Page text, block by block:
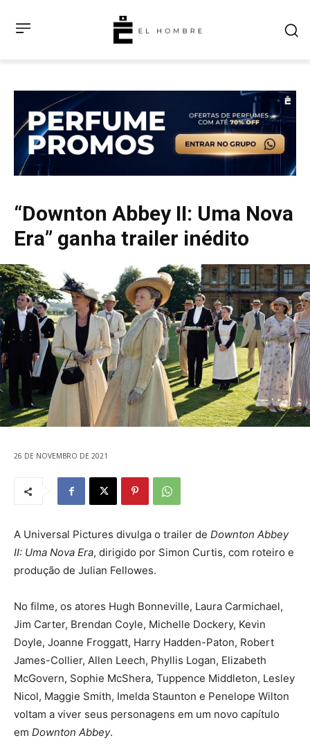
“Downton Abbey II: Uma Nova
Era” ganha trailer inédito
26 DE NOVEMBRO DE 2021
A Universal Pictures divulga o trailer de Downton Abbey
II: Uma Nova Era, dirigido por Simon Curtis, com roteiro e
produção de Julian Fellowes.
No filme, os atores Hugh Bonneville, Laura Carmichael,
Jim Carter, Brendan Coyle, Michelle Dockery, Kevin
Doyle, Joanne Froggatt, Harry Hadden-Paton, Robert
James-Collier, Allen Leech, Phyllis Logan, Elizabeth
McGovern, Sophie McShera, Tuppence Middleton, Lesley
Nicol, Maggie Smith, Imelda Staunton e Penelope Wilton
voltam a viver seus personagens em um novo capítulo
em Downton Abbey.